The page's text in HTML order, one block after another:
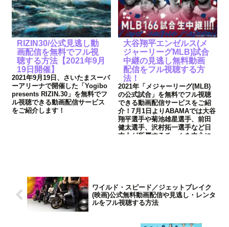
RIZIN30/公式見逃し動
画配信を無料でフル視
聴する方法【2021年9月
19日開催】
2021年9月19日、さいたまスーパ
ーアリーナで開催した「Yogibo
presents RIZIN.30」を無料でフ
ル視聴できる動画配信サービス
をご紹介します！
大谷翔平エンゼルス(メ
ジャーリーグMLB)試合
中継の見逃し無料動画
配信をフル視聴する方
法！
2021年「メジャーリーグ(MLB)
の公式試合」を無料でフル視聴
できる動画配信サービスをご紹
介！7月1日よりABAMAでは大谷
翔平選手や菊池雄星選手、前田
健太選手、沢村拓一選手など日
本人が所属するチームを中心に
ワイルド・スピード／ジェットブレイク
(映画)公式無料動画配信や見逃し・レンタ
ルをフル視聴する方法